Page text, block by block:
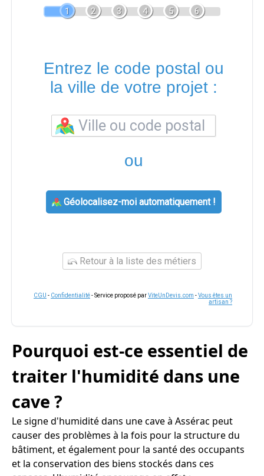
1 2 3 4 5 6
Entrez le code postal ou
la ville de votre projet :
ou
Géolocalisez-moi automatiquement !
Retour à la liste des métiers
CGU - Confidentialité- Service proposé parViteUnDevis.com -Vous êtes un
artisan ?
Pourquoi est-ce essentiel de
traiter l'humidité dans une
cave ?
Le signe d'humidité dans une cave à Assérac peut
causer des problèmes à la fois pour la structure du
bâtiment, et également pour la santé des occupants
et la conservation des biens stockés dans ces